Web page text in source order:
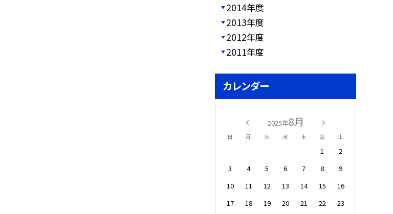
2014年度
2013年度
2012年度
2011年度
カレンダー
2025年8月
日 月 火 水 木 金 土
1
2
3
4 5 6 7 8
9
10
11 12 13 14 15
16
17
18 19 20 21 22
23